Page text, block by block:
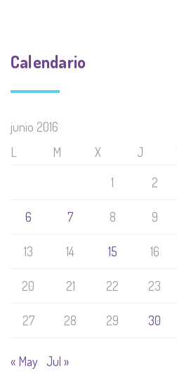
Calendario
junio 2016
L
M X J
1
2
6 7 8 9
13 14 15 16
20 21 22 23
27 28 29 30
« May Jul »